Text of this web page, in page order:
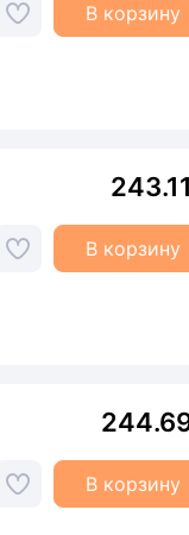
В корзину
243.11
В корзину
В корзину